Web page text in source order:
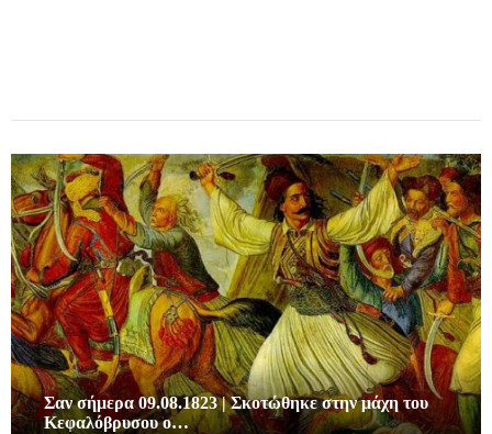
Σαν σήμερα 09.08.1823 | Σκοτώθηκε στην μάχη του
Κεφαλόβρυσου ο…